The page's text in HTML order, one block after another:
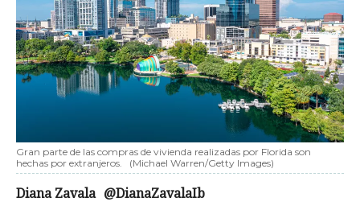
Gran parte de las compras de vivienda realizadas por Florida son
hechas por extranjeros.
(Michael Warren/Getty Images)
Diana Zavala @DianaZavalaIb